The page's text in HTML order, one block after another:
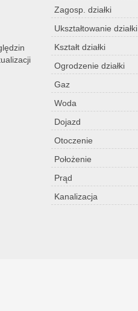
Zagosp. działki
Ukształtowanie działki
Kształt działki
Ogrodzenie działki
Gaz
Woda
Dojazd
Otoczenie
Położenie
Prąd
Kanalizacja